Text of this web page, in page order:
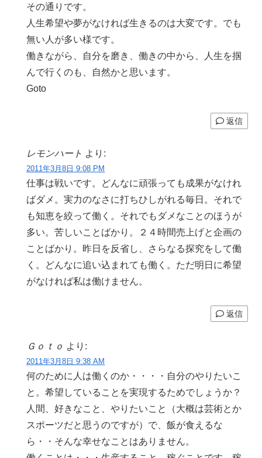
その通りです。
人生希望や夢がなければ生きるのは大変です。でも
無い人が多い様です。
働きながら、自分を磨き、働きの中から、人生を掴
んで行くのも、自然かと思います。
Goto
返信
レモンハート より:
2011年3月8日 9:08 PM
仕事は戦いです。どんなに頑張っても成果がなけれ
ばダメ。実力のなさに打ちひしがれる毎日。それで
も知恵を絞って働く。それでもダメなことのほうが
多い。苦しいことばかり。２４時間売上げと企画の
ことばかり。昨日を反省し、さらなる探究をして働
く。どんなに追い込まれても働く。ただ明日に希望
がなければ私は働けません。
返信
Ｇｏｔｏ より:
2011年3月8日 9:38 AM
何のために人は働くのか・・・・自分のやりたいこ
と。希望していることを実現するためでしょうか？
人間、好きなこと、やりたいこと（大概は芸術とか
スポーツだと思うのですが）で、飯が食えるな
ら・・そんな幸せなことはありません。